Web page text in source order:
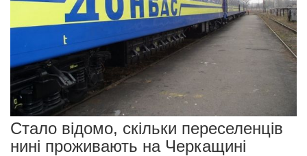
Стало відомо, скільки переселенців
нині проживають на Черкащині